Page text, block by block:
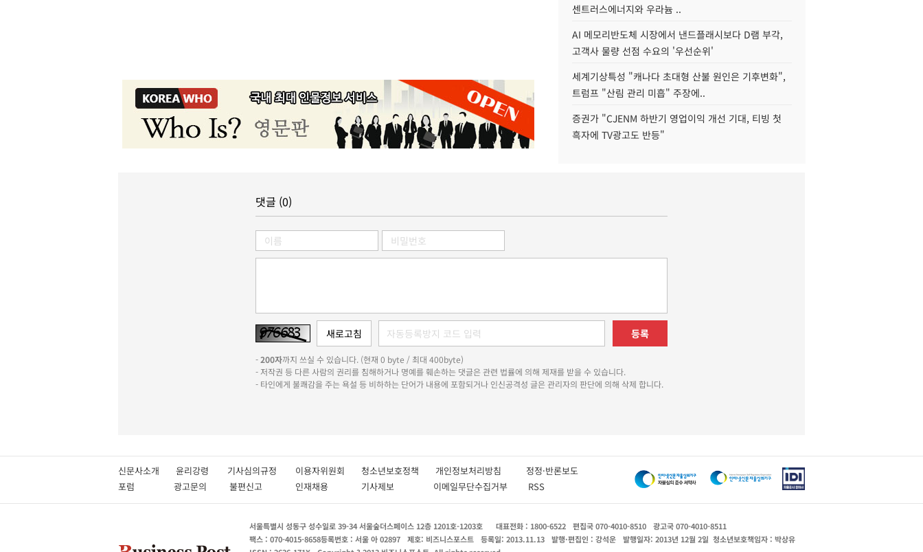
센트러스에너지와 우라늄 ..
AI 메모리반도체 시장에서 낸드플래시보다 D램 부각,
고객사 물량 선점 수요의 '우선순위'
세계기상특성 "캐나다 초대형 산불 원인은 기후변화",
트럼프 "산림 관리 미흡" 주장에..
증권가 "CJENM 하반기 영업이익 개선 기대, 티빙 첫
흑자에 TV광고도 반등"
댓글 (0)
등록
-200자까지 쓰실 수 있습니다. (현재 0 byte / 최대 400byte)
- 저작권 등 다른 사람의 권리를 침해하거나 명예를 훼손하는 댓글은 관련 법률에 의해 제재를 받을 수 있습니다.
- 타인에게 불쾌감을 주는 욕설 등 비하하는 단어가 내용에 포함되거나 인신공격성 글은 관리자의 판단에 의해 삭제 합니다.
신문사소개 윤리강령 기사심의규정 이용자위원회 청소년보호정책 개인정보처리방침 정정·반론보도
포럼
광고문의 불편신고 인재채용 기사제보 이메일무단수집거부 RSS
서울특별시 성동구 성수일로 39-34 서울숲더스페이스 12층 1201호-1203호 대표전화 : 1800-6522 편집국 070-4010-8510
광고국 070-4010-8511
팩스 : 070-4015-8658등록번호 : 서울 아 02897 제호: 비즈니스포스트 등록일: 2013.11.13 발행·편집인 : 강석운 발행일자: 2013년 12월 2일 청소년보호책임자 : 박상유